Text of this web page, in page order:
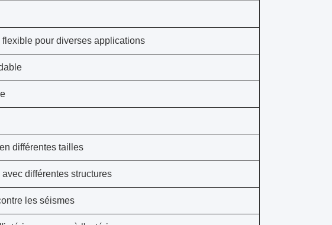
pour diverses applications
différentes tailles
différentes structures
les séismes